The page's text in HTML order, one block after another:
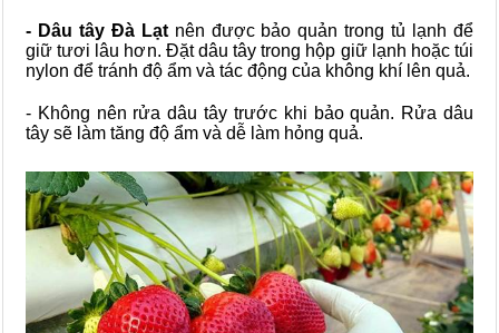
- Dâu tây Đà Lạtnên được bảo quản trong tủ lạnh để
giữ tươi lâu hơn. Đặt dâu tây trong hộp giữ lạnh hoặc túi
nylon để tránh độ ẩm và tác động của không khí lên quả.
- Không nên rửa dâu tây trước khi bảo quản. Rửa dâu
tây sẽ làm tăng độ ẩm và dễ làm hỏng quả.